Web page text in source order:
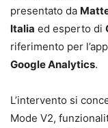
presentato da
Italia ed esperto di
riferimento per
Google Analytics.
L’intervento si
Mode V2,